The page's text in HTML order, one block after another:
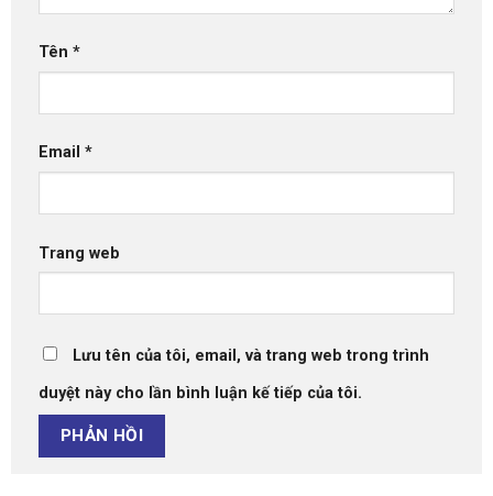
Tên *
Email *
Trang web
Lưu tên của tôi, email, và trang web trong trình
duyệt này cho lần bình luận kế tiếp của tôi.